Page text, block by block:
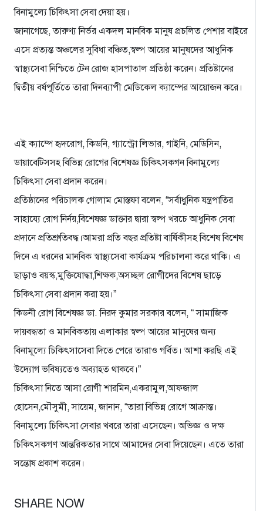
বিনামুল্যে চিকিৎসা সেবা দেয়া হয়।
জানাগেছে, তারুণ্য নির্ভর একদল মানবিক মানুষ প্রচলিত পেশার বাইরে
এসে প্রত্যন্ত অঞ্চলের সুবিধা বঞ্চিত,স্বল্প আয়ের মানুষদের আধুনিক
স্বাস্থ্যসেবা নিশ্চিতে টেন রোজ হাসপাতাল প্রতিষ্ঠা করেন। প্রতিষ্টানের
দ্বিতীয় বর্ষপূর্তিতে তারা দিনব্যাপী মেডিকেল ক্যাম্পের আয়োজন করে।
এই ক্যাম্পে হৃদরোগ, কিডনি, গ্যাস্ট্রো লিভার, গাইনি, মেডিসিন,
ডায়াবেটিসসহ বিভিন্ন রোগের বিশেষজ্ঞ চিকিৎসকগন বিনামুল্যে
চিকিৎসা সেবা প্রদান করেন।
প্রতিষ্ঠানের পরিচালক গোলাম মোস্তফা বলেন, “সর্বাধুনিক যন্ত্রপাতির
সাহায্যে রোগ নির্নয়,বিশেষজ্ঞ ডাক্তার দ্বারা স্বল্প খরচে আধুনিক সেবা
প্রদানে প্রতিশ্রুতিবদ্ধ।আমরা প্রতি বছর প্রতিষ্টা বার্ষিকীসহ বিশেষ বিশেষ
দিনে এ ধরনের মানবিক স্বাস্থ্যসেবা কার্যক্রম পরিচালনা করে থাকি। এ
ছাড়াও বয়স্ক,মুক্তিযোদ্ধা,শিক্ষক,অসচ্ছল রোগীদের বিশেষ ছাড়ে
চিকিৎসা সেবা প্রদান করা হয়।”
কিডনী রোগ বিশেষজ্ঞ ডা. নিরদ কুমার সরকার বলেন, “ সামাজিক
দায়বদ্ধতা ও মানবিকতায় এলাকার স্বল্প আয়ের মানুষের জন্য
বিনামূল্যে চিকিৎসাসেবা দিতে পেরে তারাও গর্বিত। আশা করছি এই
উদ্যোগ ভবিষ্যতেও অব্যাহত থাকবে।”
চিকিৎসা নিতে আসা রোগী শারমিন,একরামুল,আফজাল
হোসেন,মৌসুমী, সায়েম, জানান, “তারা বিভিন্ন রোগে আক্রান্ত।
বিনামুল্যে চিকিৎসা সেবার খবরে তারা এসেছেন। অভিজ্ঞ ও দক্ষ
চিকিৎসকগণ আন্তরিকতার সাথে আমাদের সেবা দিয়েছেন। এতে তারা
সন্তোষ প্রকাশ করেন।
SHARE NOW